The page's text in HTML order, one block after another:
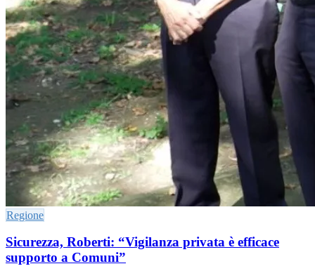
Regione
Sicurezza, Roberti: “Vigilanza privata è efficace
supporto a Comuni”